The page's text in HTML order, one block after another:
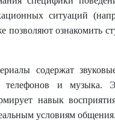
ситуаций
позволяют ознакомить
содержат
телефонов и музыка.
навык
условиям общения.